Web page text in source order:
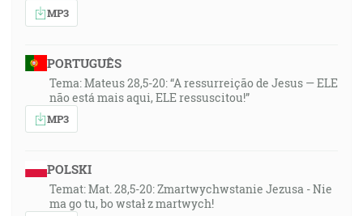
MP3
PORTUGUÊS
Tema: Mateus 28,5-20: “A ressurreição de Jesus — ELE
não está mais aqui, ELE ressuscitou!”
MP3
POLSKI
Temat: Mat. 28,5-20: Zmartwychwstanie Jezusa - Nie
ma go tu, bo wstał z martwych!